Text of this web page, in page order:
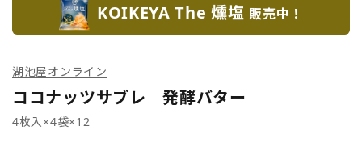
KOIKEYA The 燻塩 販売中！
湖池屋オンライン
ココナッツサブレ 発酵バター
4枚入×4袋×12